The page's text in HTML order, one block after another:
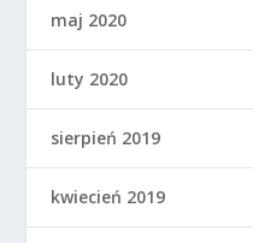
maj 2020
luty 2020
sierpień 2019
kwiecień 2019